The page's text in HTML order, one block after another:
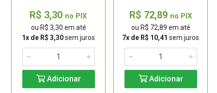
R$ 3,30 no PIX
ou R$ 3,30 em até
1x de R$ 3,30sem juros
Adicionar
R$ 72,89 no PIX
ou R$ 72,89 em até
7x de R$ 10,41 sem juros
Adicionar